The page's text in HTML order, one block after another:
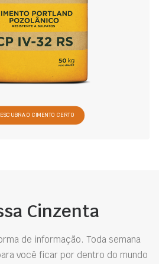
O CIMENTO CERTO
Cinzenta
de informação. Toda semana
você ficar por dentro do mundo